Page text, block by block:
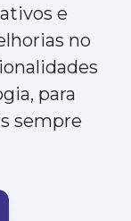
e
no
para
sempre